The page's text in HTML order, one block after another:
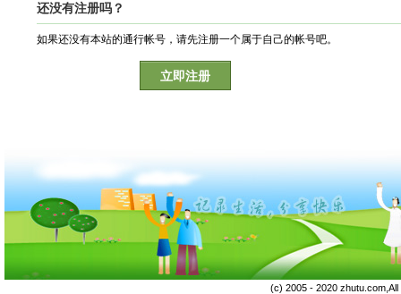
还没有注册吗？
如果还没有本站的通行帐号，请先注册一个属于自己的帐号吧。
立即注册
(c) 2005 - 2020